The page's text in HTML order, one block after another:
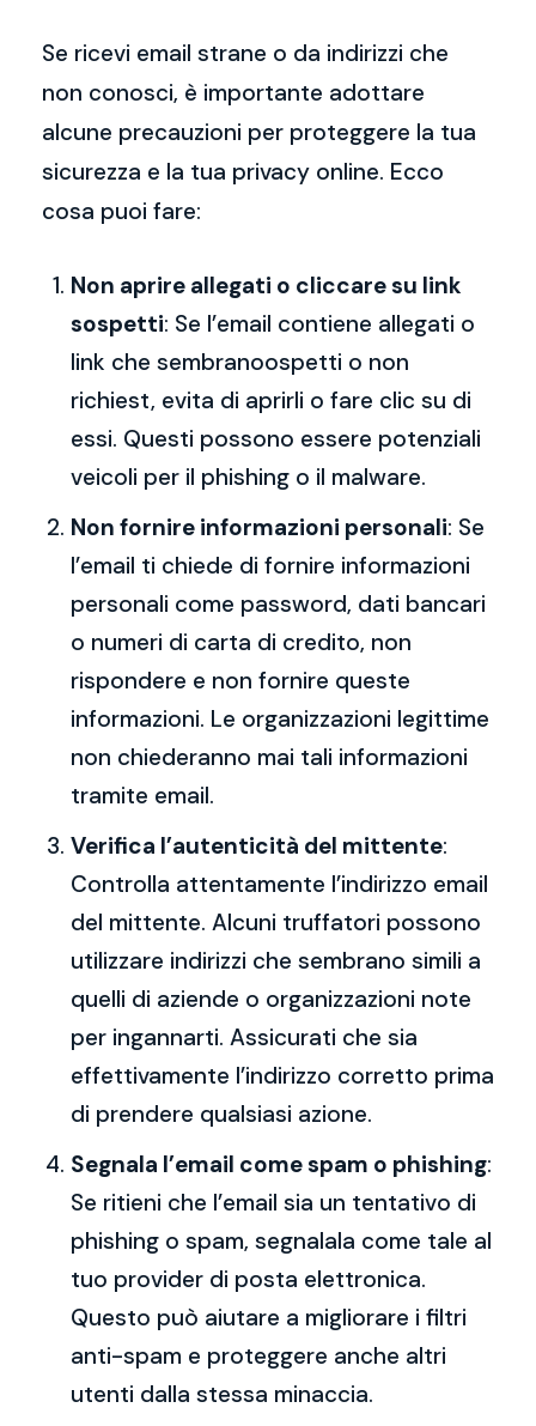
Se ricevi email strane o da indirizzi che
non conosci, è importante adottare
alcune precauzioni per proteggere la tua
sicurezza e la tua privacy online. Ecco
cosa puoi fare:
Non aprire allegati o cliccare su link
sospetti: Se l’email contiene allegati o
link che sembranoospetti o non
richiest, evita di aprirli o fare clic su di
essi. Questi possono essere potenziali
veicoli per il phishing o il malware.
Non fornire informazioni personali: Se
l’email ti chiede di fornire informazioni
personali come password, dati bancari
o numeri di carta di credito, non
rispondere e non fornire queste
informazioni. Le organizzazioni legittime
non chiederanno mai tali informazioni
tramite email.
Verifica l’autenticità del mittente:
Controlla attentamente l’indirizzo email
del mittente. Alcuni truffatori possono
utilizzare indirizzi che sembrano simili a
quelli di aziende o organizzazioni note
per ingannarti. Assicurati che sia
effettivamente l’indirizzo corretto prima
di prendere qualsiasi azione.
Segnala l’email come spam o phishing:
Se ritieni che l’email sia un tentativo di
phishing o spam, segnalala come tale al
tuo provider di posta elettronica.
Questo può aiutare a migliorare i filtri
anti-spam e proteggere anche altri
utenti dalla stessa minaccia.